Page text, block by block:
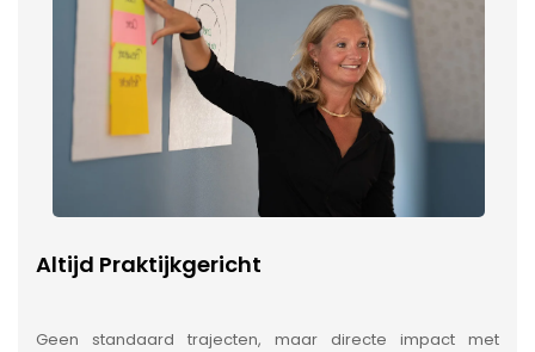
Altijd Praktijkgericht
Geen standaard trajecten, maar directe impact met